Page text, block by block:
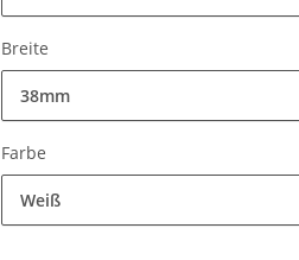
Breite
38mm
Farbe
Weiß